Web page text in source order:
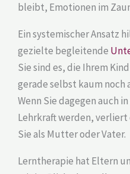
bleibt, Emotionen im
Ein systemischer Ansatz
gezielte begleitende
Sie sind es, die Ihrem
gerade selbst kaum noch
Wenn Sie dagegen auch
Lehrkraft werden,
Sie als Mutter oder Vater.
Lerntherapie hat Eltern